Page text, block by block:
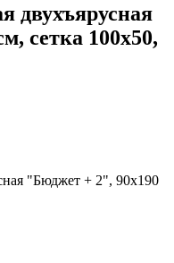
двухъярусная
сетка 100х50,
"Бюджет + 2", 90х190